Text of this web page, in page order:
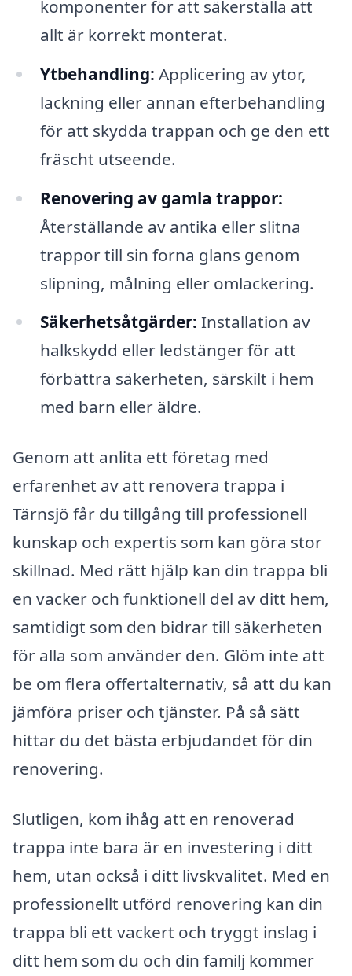
komponenter för att säkerställa att
allt är korrekt monterat.
Ytbehandling: Applicering av ytor,
lackning eller annan efterbehandling
för att skydda trappan och ge den ett
fräscht utseende.
Renovering av gamla trappor:
Återställande av antika eller slitna
trappor till sin forna glans genom
slipning, målning eller omlackering.
Säkerhetsåtgärder: Installation av
halkskydd eller ledstänger för att
förbättra säkerheten, särskilt i hem
med barn eller äldre.
Genom att anlita ett företag med
erfarenhet av att renovera trappa i
Tärnsjö får du tillgång till professionell
kunskap och expertis som kan göra stor
skillnad. Med rätt hjälp kan din trappa bli
en vacker och funktionell del av ditt hem,
samtidigt som den bidrar till säkerheten
för alla som använder den. Glöm inte att
be om flera offertalternativ, så att du kan
jämföra priser och tjänster. På så sätt
hittar du det bästa erbjudandet för din
renovering.
Slutligen, kom ihåg att en renoverad
trappa inte bara är en investering i ditt
hem, utan också i ditt livskvalitet. Med en
professionellt utförd renovering kan din
trappa bli ett vackert och tryggt inslag i
ditt hem som du och din familj kommer